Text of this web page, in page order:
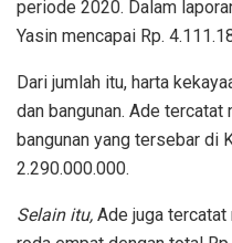
periode 2020. Dalam
Yasin mencapai Rp.
Dari jumlah itu, harta
dan bangunan. Ade
bangunan yang tersebar di
2.290.000.000.
Selain itu, Ade juga